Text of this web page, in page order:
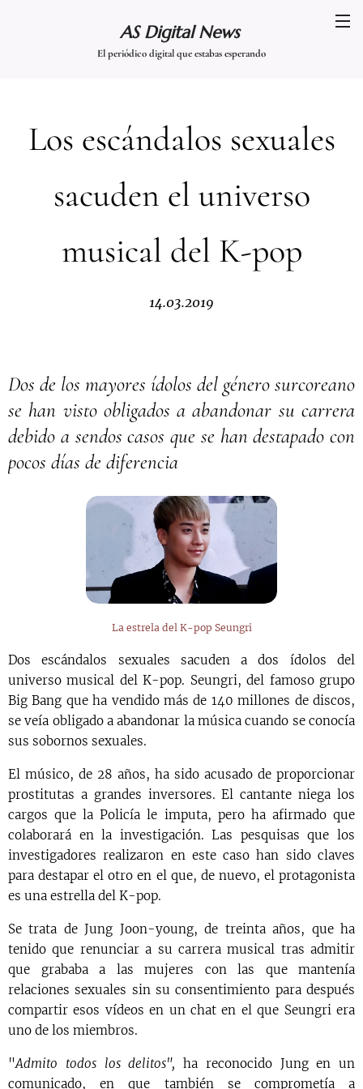
AS Digital News
El periódico digital que estabas esperando
Los escándalos sexuales
sacuden el universo
musical del K-pop
14.03.2019
Dos de los mayores ídolos del género surcoreano
se han visto obligados a abandonar su carrera
debido a sendos casos que se han destapado con
pocos días de diferencia
La estrela del K-pop Seungri
Dos escándalos sexuales sacuden a dos ídolos del
universo musical del K-pop. Seungri, del famoso grupo
Big Bang que ha vendido más de 140 millones de discos,
se veía obligado a abandonar la música cuando se conocía
sus sobornos sexuales.
El músico, de 28 años, ha sido acusado de proporcionar
prostitutas a grandes inversores. El cantante niega los
cargos que la Policía le imputa, pero ha afirmado que
colaborará en la investigación. Las pesquisas que los
investigadores realizaron en este caso han sido claves
para destapar el otro en el que, de nuevo, el protagonista
es una estrella del K-pop.
Se trata de Jung Joon-young, de treinta años, que ha
tenido que renunciar a su carrera musical tras admitir
que grababa a las mujeres con las que mantenía
relaciones sexuales sin su consentimiento para después
compartir esos vídeos en un chat en el que Seungri era
uno de los miembros.
"Admito todos los delitos", ha reconocido Jung en un
comunicado, en que también se comprometía a